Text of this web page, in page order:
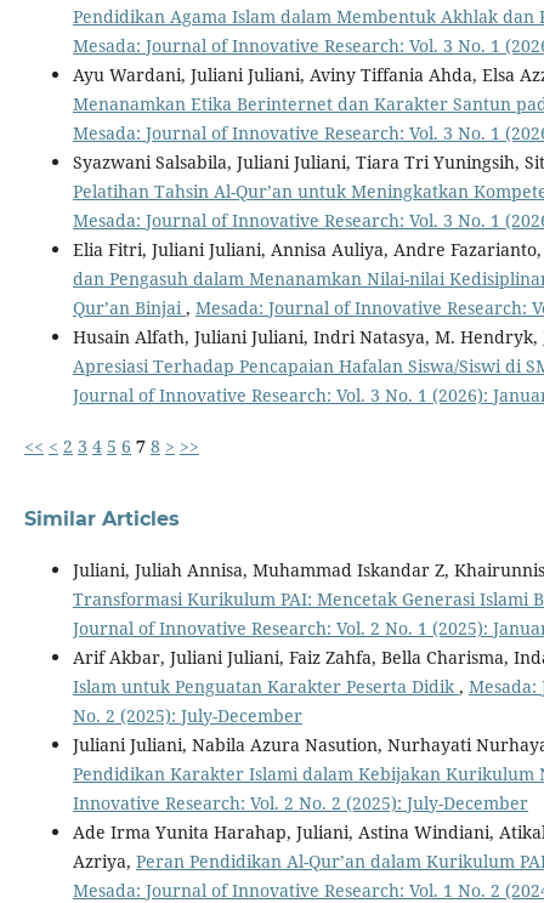
Pendidikan Agama Islam dalam Membentuk Akhlak dan
Mesada: Journal of Innovative Research: Vol. 3 No. 1
Ayu Wardani, Juliani Juliani, Aviny Tiffania Ahda, Elsa
Menanamkan Etika Berinternet dan Karakter Santun
Mesada: Journal of Innovative Research: Vol. 3 No. 1
Syazwani Salsabila, Juliani Juliani, Tiara Tri Yuningsih,
Pelatihan Tahsin Al-Qur’an untuk Meningkatkan
Mesada: Journal of Innovative Research: Vol. 3 No. 1
Elia Fitri, Juliani Juliani, Annisa Auliya, Andre
dan Pengasuh dalam Menanamkan Nilai-nilai
Qur’an Binjai, Mesada: Journal of Innovative Research:
Husain Alfath, Juliani Juliani, Indri Natasya, M. Hendryk,
Apresiasi Terhadap Pencapaian Hafalan Siswa/Siswi di
Journal of Innovative Research: Vol. 3 No. 1 (2026):
<< < 2 3 4 5 6 7 8 > >>
Similar Articles
Juliani, Juliah Annisa, Muhammad Iskandar Z,
Transformasi Kurikulum PAI: Mencetak Generasi Islami
Journal of Innovative Research: Vol. 2 No. 1 (2025):
Arif Akbar, Juliani Juliani, Faiz Zahfa, Bella Charisma,
Islam untuk Penguatan Karakter Peserta Didik , Mesada:
No. 2 (2025): July-December
Juliani Juliani, Nabila Azura Nasution, Nurhayati
Pendidikan Karakter Islami dalam Kebijakan Kurikulum
Innovative Research: Vol. 2 No. 2 (2025): July-December
Ade Irma Yunita Harahap, Juliani, Astina Windiani,
Azriya, Peran Pendidikan Al-Qur’an dalam Kurikulum
Mesada: Journal of Innovative Research: Vol. 1 No. 2